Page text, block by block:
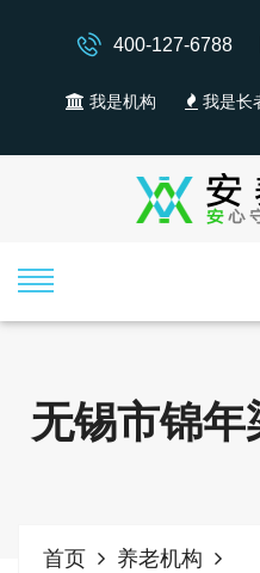
400-127-6788
我是机构 我是长
无锡市锦
首页 养老机构